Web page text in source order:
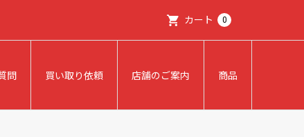
カート 0
問 買い取り依頼 店舗のご案内 商品